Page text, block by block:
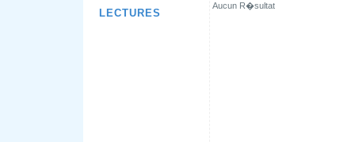
LECTURES
Aucun R�sultat